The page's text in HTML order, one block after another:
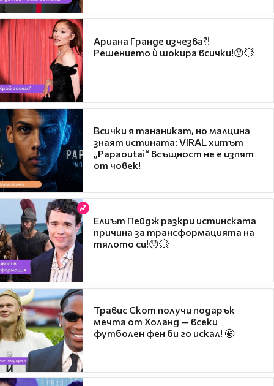
Ариана Гранде изчезва?!
Решението ѝ шокира всички!😯💥
Всички я тананикат, но малцина
знаят истината: VIRAL хитът
„Papaoutai“ всъщност не е изпят
от човек!
Елиът Пейдж разкри истинската
причина за трансформацията на
тялото си!😯💥
Травис Скот получи подарък
мечта от Холанд — всеки
футболен фен би го искал! 🤩